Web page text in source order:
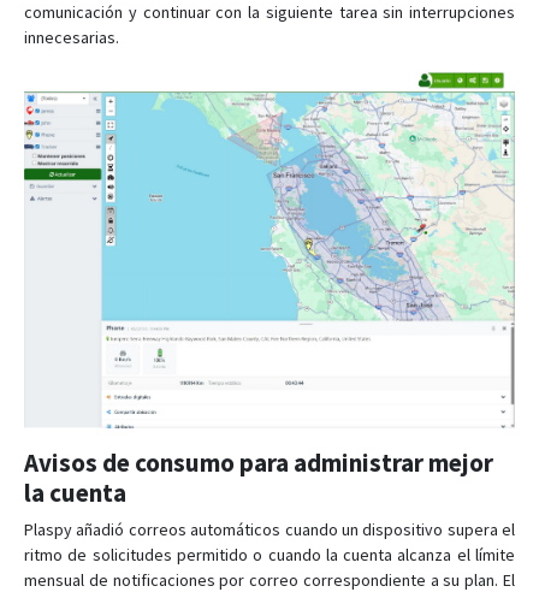
comunicación y continuar con la siguiente tarea sin interrupciones
innecesarias.
Avisos de consumo para administrar mejor
la cuenta
Plaspy añadió correos automáticos cuando un dispositivo supera el
ritmo de solicitudes permitido o cuando la cuenta alcanza el límite
mensual de notificaciones por correo correspondiente a su plan. El